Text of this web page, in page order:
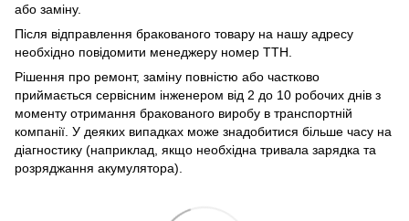
або заміну.
Після відправлення бракованого товару на нашу адресу
необхідно повідомити менеджеру номер ТТН.
Рішення про ремонт, заміну повністю або частково
приймається сервісним інженером від 2 до 10 робочих днів з
моменту отримання бракованого виробу в транспортній
компанії. У деяких випадках може знадобитися більше часу на
діагностику (наприклад, якщо необхідна тривала зарядка та
розряджання акумулятора).